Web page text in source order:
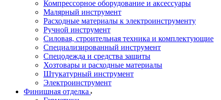
Компрессорное оборудование и аксессуары
Малярный инструмент
Расходные материалы к электроинструменту
Ручной инструмент
Силовая, строительная техника и комплектующие
Специализированный инструмент
Спецодежда и средства защиты
Хозтовары и расходные материалы
Штукатурный инструмент
Электроинструмент
Финишная отделка